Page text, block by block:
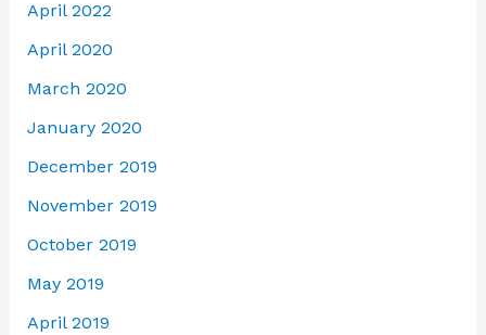
April 2022
April 2020
March 2020
January 2020
December 2019
November 2019
October 2019
May 2019
April 2019